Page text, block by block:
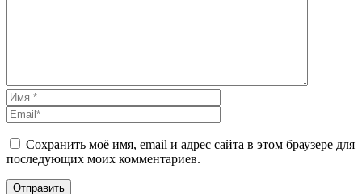
Сохранить моё имя, email и адрес сайта в этом браузере для
последующих моих комментариев.